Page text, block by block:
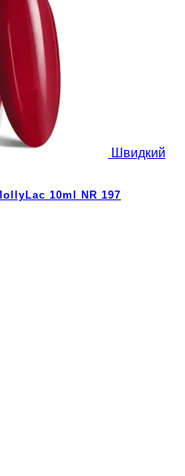
Швидкий
10ml NR 197